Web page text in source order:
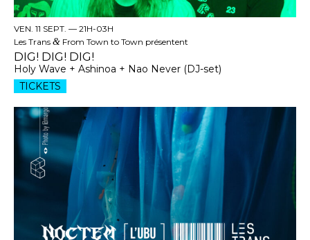
VEN. 11 SEPT. — 21H-03H
Les Trans & From Town to Town présentent
DIG! DIG! DIG!
Holy Wave + Ashinoa + Nao Never (DJ-set)
TICKETS